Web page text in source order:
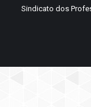
Sindicato dos